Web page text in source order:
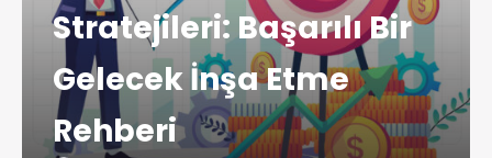
Stratejileri: Başarılı Bir
Gelecek İnşa Etme
Rehberi